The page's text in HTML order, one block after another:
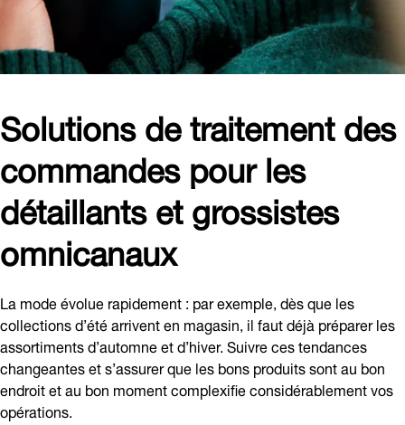
Solutions de traitement des
commandes pour les
détaillants et grossistes
omnicanaux
La mode évolue rapidement : par exemple, dès que les
collections d’été arrivent en magasin, il faut déjà préparer les
assortiments d’automne et d’hiver. Suivre ces tendances
changeantes et s’assurer que les bons produits sont au bon
endroit et au bon moment complexifie considérablement vos
opérations.